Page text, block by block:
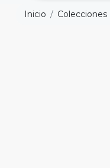
Inicio Colecciones